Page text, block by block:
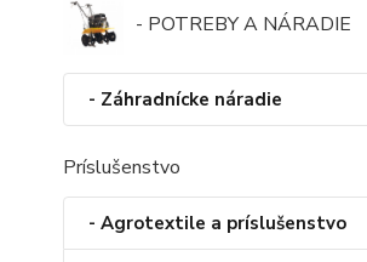
- POTREBY A NÁRADIE
- Záhradnícke náradie
Príslušenstvo
- Agrotextile a príslušenstvo